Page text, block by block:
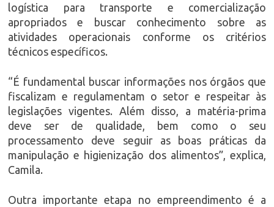
logística para transporte e comercialização
apropriados e buscar conhecimento sobre as
atividades operacionais conforme os critérios
técnicos específicos.
“É fundamental buscar informações nos órgãos que
fiscalizam e regulamentam o setor e respeitar às
legislações vigentes. Além disso, a matéria-prima
deve ser de qualidade, bem como o seu
processamento deve seguir as boas práticas da
manipulação e higienização dos alimentos”, explica,
Camila.
Outra importante etapa no empreendimento é a